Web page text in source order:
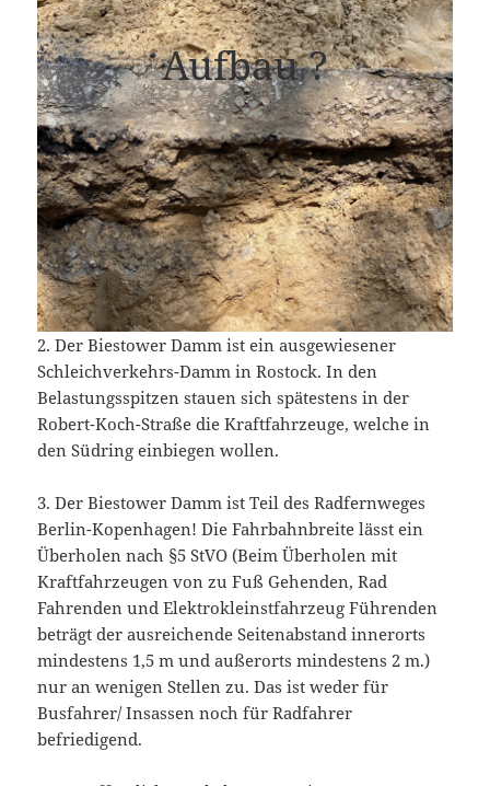
Aufbau ?
2. Der Biestower Damm ist ein ausgewiesener
Schleichverkehrs-Damm in Rostock. In den
Belastungsspitzen stauen sich spätestens in der
Robert-Koch-Straße die Kraftfahrzeuge, welche in
den Südring einbiegen wollen.
3. Der Biestower Damm ist Teil des Radfernweges
Berlin-Kopenhagen! Die Fahrbahnbreite lässt ein
Überholen nach §5 StVO (Beim Überholen mit
Kraftfahrzeugen von zu Fuß Gehenden, Rad
Fahrenden und Elektrokleinstfahrzeug Führenden
beträgt der ausreichende Seitenabstand innerorts
mindestens 1,5 m und außerorts mindestens 2 m.)
nur an wenigen Stellen zu. Das ist weder für
Busfahrer/ Insassen noch für Radfahrer
befriedigend.